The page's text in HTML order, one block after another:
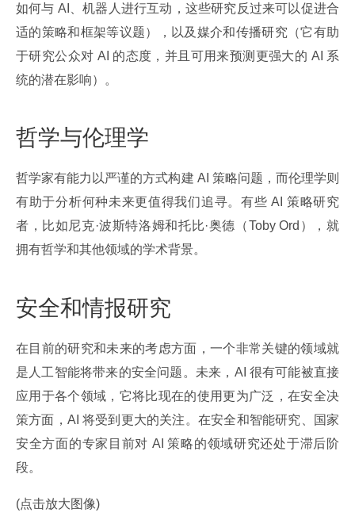
如何与 AI、机器人进行互动，这些研究反过来可以促进合
适的策略和框架等议题），以及媒介和传播研究（它有助
于研究公众对 AI 的态度，并且可用来预测更强大的 AI 系
统的潜在影响）。
哲学与伦理学
哲学家有能力以严谨的方式构建 AI 策略问题，而伦理学则
有助于分析何种未来更值得我们追寻。有些 AI 策略研究
者，比如尼克·波斯特洛姆和托比·奥德（Toby Ord），就
拥有哲学和其他领域的学术背景。
安全和情报研究
在目前的研究和未来的考虑方面，一个非常关键的领域就
是人工智能将带来的安全问题。未来，AI 很有可能被直接
应用于各个领域，它将比现在的使用更为广泛，在安全决
策方面，AI 将受到更大的关注。在安全和智能研究、国家
安全方面的专家目前对 AI 策略的领域研究还处于滞后阶
段。
(点击放大图像)